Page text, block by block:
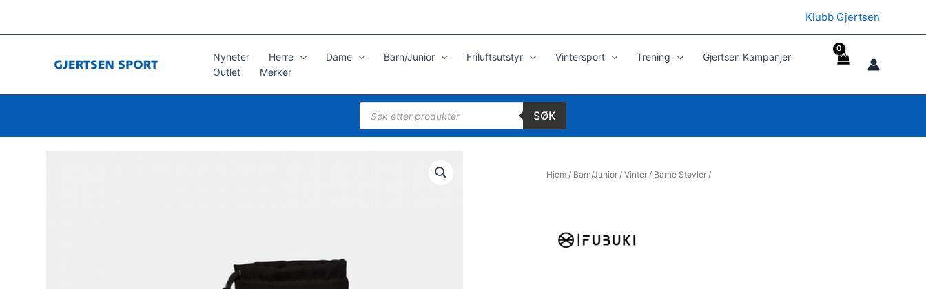
til
Klubb Gjertsen
Nyheter Herre Dame Barn/Junior Friluftsutstyr Vintersport Trening
Gjertsen Kampanjer
Outlet
Merker
Products
search
SØK
Hjem/ Barn/Junior/ Vinter/ Barne Støvler/